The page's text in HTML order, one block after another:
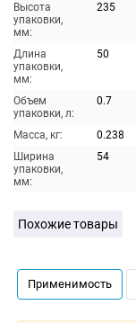
Высота
упаковки,
мм:
235
Длина
упаковки,
мм:
50
Объем
упаковки, л:
0.7
Масса, кг:
0.238
Ширина
упаковки,
мм:
54
Похожие товары
Применимость